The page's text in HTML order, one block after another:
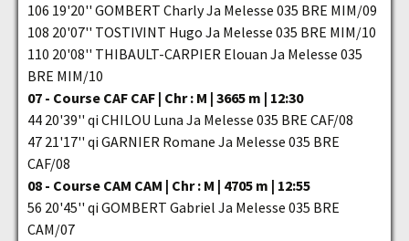
106 19'20'' GOMBERT Charly Ja Melesse 035 BRE MIM/09
108 20'07'' TOSTIVINT Hugo Ja Melesse 035 BRE MIM/10
110 20'08'' THIBAULT-CARPIER Elouan Ja Melesse 035
BRE MIM/10
07 - Course CAF CAF | Chr : M | 3665 m | 12:30
44 20'39'' qi CHILOU Luna Ja Melesse 035 BRE CAF/08
47 21'17'' qi GARNIER Romane Ja Melesse 035 BRE
CAF/08
08 - Course CAM CAM | Chr : M | 4705 m | 12:55
56 20'45'' qi GOMBERT Gabriel Ja Melesse 035 BRE
CAM/07